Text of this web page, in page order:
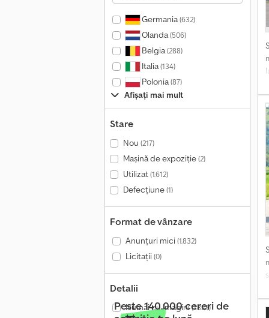
Germania(632)
Olanda(506)
Belgia(288)
Italia(134)
Polonia(87)
Afișați mai mult
Stare
Nou (217)
Mașină de expoziție(2)
Utilizat(1.612)
Defecțiune(1)
Format de vânzare
Anunțuri mici(1.832)
Licitații(0)
Detalii
Numai cu imagini(1.823)
Peste 140.000 cereri de
/